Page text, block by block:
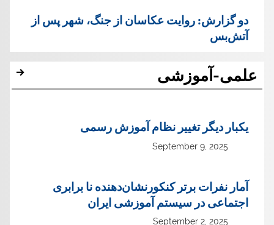
دو گزارش: روایت عکاسان از جنگ، شهر پس از
آتش‌بس
علمی-آموزشی
یک‏بار دیگر تغییر نظام آموزش رسمی
September 9, 2025
آمار نفرات برتر کنکورنشان‌دهنده نا برابری
اجتماعی در سیستم آموزشی ایران
September 2, 2025